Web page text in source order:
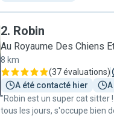
2. Robin
Au Royaume Des Chiens
8 km
(37 évaluations)
A été contacté hier
"Robin est un super cat sitter ! Il envoie des nouvelles
tous les jours, s'occupe bien